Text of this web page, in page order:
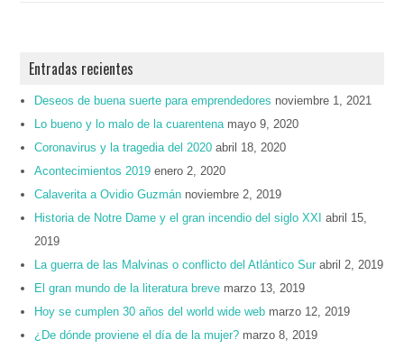
Entradas recientes
Deseos de buena suerte para emprendedores noviembre 1, 2021
Lo bueno y lo malo de la cuarentena mayo 9, 2020
Coronavirus y la tragedia del 2020 abril 18, 2020
Acontecimientos 2019 enero 2, 2020
Calaverita a Ovidio Guzmán noviembre 2, 2019
Historia de Notre Dame y el gran incendio del siglo XXI
abril 15,
2019
La guerra de las Malvinas o conflicto del Atlántico Sur abril 2, 2019
El gran mundo de la literatura breve marzo 13, 2019
Hoy se cumplen 30 años del world wide web marzo 12, 2019
¿De dónde proviene el día de la mujer? marzo 8, 2019